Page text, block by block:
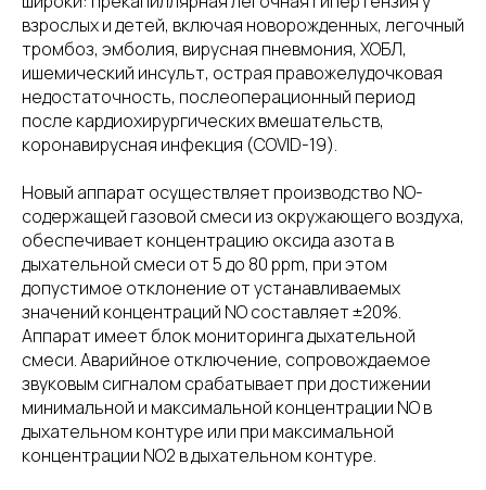
взрослых и детей, включая новорожденных, легочный
тромбоз, эмболия, вирусная пневмония, ХОБЛ,
ишемический инсульт, острая правожелудочковая
недостаточность, послеоперационный период
после кардиохирургических вмешательств,
коронавирусная инфекция (COVID-19).
Новый аппарат осуществляет производство NO-
содержащей газовой смеси из окружающего воздуха,
обеспечивает концентрацию оксида азота в
дыхательной смеси от 5 до 80 ppm, при этом
допустимое отклонение от устанавливаемых
значений концентраций NO составляет ±20%.
Аппарат имеет блок мониторинга дыхательной
смеси. Аварийное отключение, сопровождаемое
звуковым сигналом срабатывает при достижении
минимальной и максимальной концентрации NO в
дыхательном контуре или при максимальной
концентрации NO2 в дыхательном контуре.